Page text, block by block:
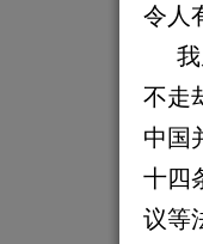
令人
不走
中国
十四
议等